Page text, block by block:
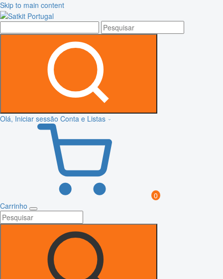
Skip to main content
Olá, Iniciar sessão Conta e Listas
0
Carrinho